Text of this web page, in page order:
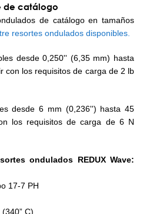
de catálogo
de catálogo en tamaños
resortes ondulados disponibles.
desde 0,250'' (6,35 mm) hasta
con los requisitos de carga de 2 lb
desde 6 mm (0,236'') hasta 45
los requisitos de carga de 6 N
ondulados REDUX Wave:
17-7 PH
C)